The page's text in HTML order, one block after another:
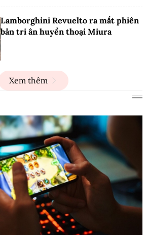
Lamborghini Revuelto ra mắt phiên
bản tri ân huyền thoại Miura
Xem thêm